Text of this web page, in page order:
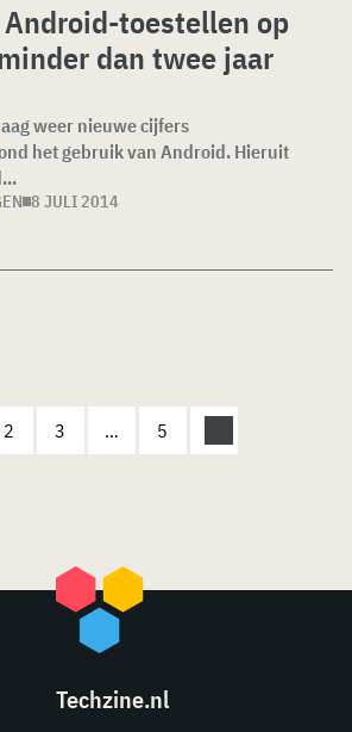
toestellen op
dan twee jaar
weer nieuwe cijfers
het gebruik van Android. Hieruit
8 JULI 2014
2 3 … 5
Techzine.nl